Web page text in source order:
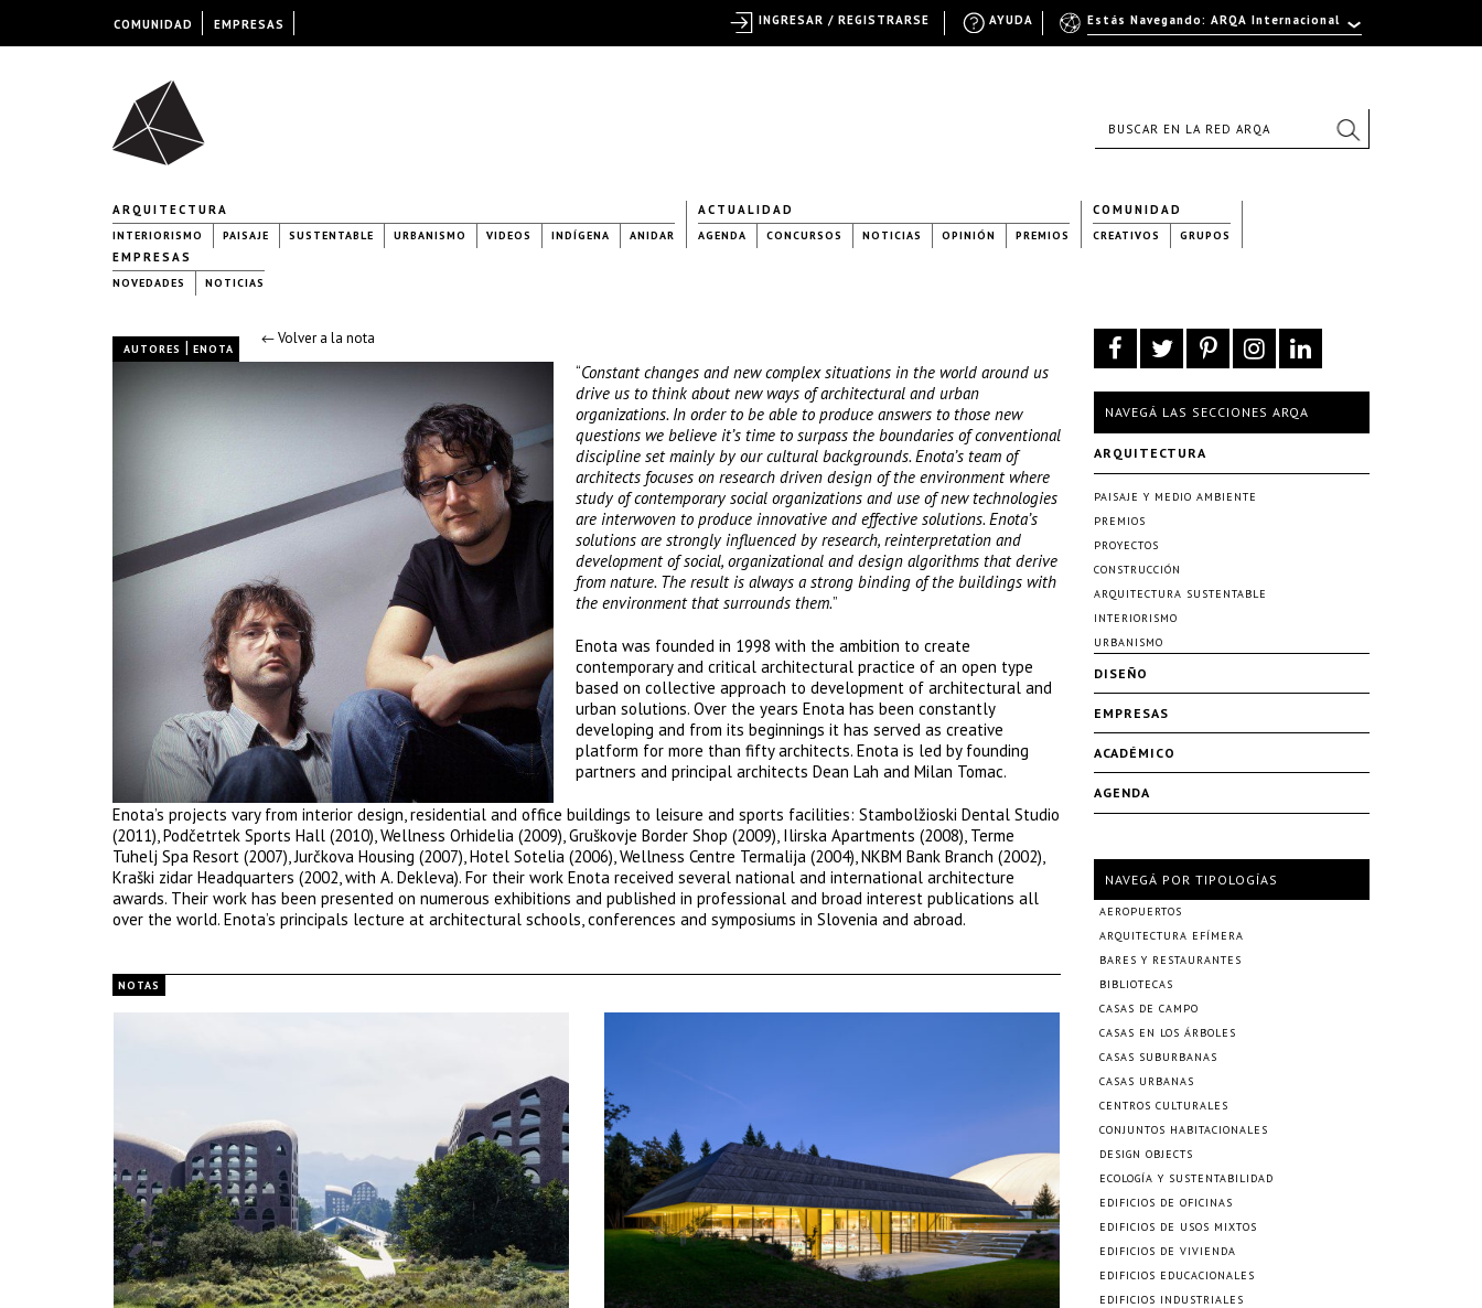
ARQUITECTURA
INTERIORISMO PAISAJE SUSTENTABLE URBANISMO VIDEOS INDÍGENA ANIDAR
ACTUALIDAD
AGENDA CONCURSOS NOTICIAS OPINIÓN PREMIOS
COMUNIDAD
CREATIVOS GRUPOS
EMPRESAS
NOVEDADES NOTICIAS
AUTORES | ENOTA
← Volver a la nota
“Constant changes and new complex situations in the world around us
drive us to think about new ways of architectural and urban
organizations. In order to be able to produce answers to those new
questions we believe it’s time to surpass the boundaries of conventional
discipline set mainly by our cultural backgrounds. Enota’s team of
architects focuses on research driven design of the environment where
study of contemporary social organizations and use of new technologies
are interwoven to produce innovative and effective solutions. Enota’s
solutions are strongly influenced by research, reinterpretation and
development of social, organizational and design algorithms that derive
from nature. The result is always a strong binding of the buildings with
the environment that surrounds them.”
Enota was founded in 1998 with the ambition to create
contemporary and critical architectural practice of an open type
based on collective approach to development of architectural and
urban solutions. Over the years Enota has been constantly
developing and from its beginnings it has served as creative
platform for more than fifty architects. Enota is led by founding
partners and principal architects Dean Lah and Milan Tomac.
Enota’s projects vary from interior design, residential and office buildings to leisure and sports facilities: Stambolžioski Dental Studio
(2011), Podčetrtek Sports Hall (2010), Wellness Orhidelia (2009), Gruškovje Border Shop (2009), Ilirska Apartments (2008), Terme
Tuhelj Spa Resort (2007), Jurčkova Housing (2007), Hotel Sotelia (2006), Wellness Centre Termalija (2004), NKBM Bank Branch (2002),
Kraški zidar Headquarters (2002, with A. Dekleva). For their work Enota received several national and international architecture
awards. Their work has been presented on numerous exhibitions and published in professional and broad interest publications all
over the world. Enota’s principals lecture at architectural schools, conferences and symposiums in Slovenia and abroad.
NOTAS
NAVEGÁ LAS SECCIONES ARQA
ARQUITECTURA
PAISAJE Y MEDIO AMBIENTE
PREMIOS
PROYECTOS
CONSTRUCCIÓN
ARQUITECTURA SUSTENTABLE
INTERIORISMO
URBANISMO
DISEÑO
EMPRESAS
ACADÉMICO
AGENDA
NAVEGÁ POR TIPOLOGÍAS
AEROPUERTOS
ARQUITECTURA EFÍMERA
BARES Y RESTAURANTES
BIBLIOTECAS
CASAS DE CAMPO
CASAS EN LOS ÁRBOLES
CASAS SUBURBANAS
CASAS URBANAS
CENTROS CULTURALES
CONJUNTOS HABITACIONALES
DESIGN OBJECTS
ECOLOGÍA Y SUSTENTABILIDAD
EDIFICIOS DE OFICINAS
EDIFICIOS DE USOS MIXTOS
EDIFICIOS DE VIVIENDA
EDIFICIOS EDUCACIONALES
EDIFICIOS INDUSTRIALES
COMUNIDAD EMPRESAS Estás Navegando: ARQA Internacional
AYUDA
INGRESAR / REGISTRARSE